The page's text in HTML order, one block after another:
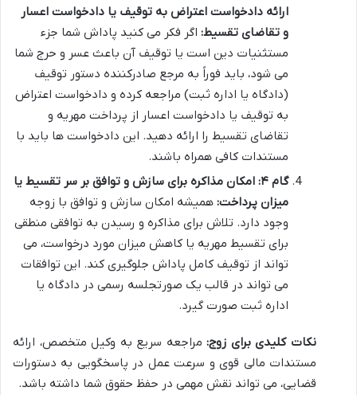
ارائه دادخواست اعتراض به توقیف یا دادخواست اعسار
و تقاضای تقسیط: اگر فکر می کنید پاداش شما جزء
مستثنیات دین است یا توقیف آن باعث عسر و حرج شما
می شود، باید فوراً به مرجع صادرکننده دستور توقیف
(دادگاه یا اداره ثبت) مراجعه کرده و دادخواست اعتراض
به توقیف یا دادخواست اعسار از پرداخت مهریه و
تقاضای تقسیط را ارائه دهید. این دادخواست ها باید با
مستندات کافی همراه باشند.
گام ۴: امکان مذاکره برای سازش و توافق بر سر تقسیط یا
میزان پرداخت: همیشه امکان سازش و توافق با زوجه
وجود دارد. تلاش برای مذاکره و رسیدن به توافقی منطقی
برای تقسیط مهریه یا کاهش میزان مورد درخواست، می
تواند از توقیف کامل پاداش جلوگیری کند. این توافقات
می تواند در قالب یک صورتجلسه رسمی در دادگاه یا
اداره ثبت صورت گیرد.
نکات کلیدی برای زوج:مراجعه سریع به وکیل متخصص، ارائه
مستندات مالی قوی و سرعت عمل در پاسخگویی به دستورات
قضایی، می تواند نقش مهمی در حفظ حقوق شما داشته باشد.